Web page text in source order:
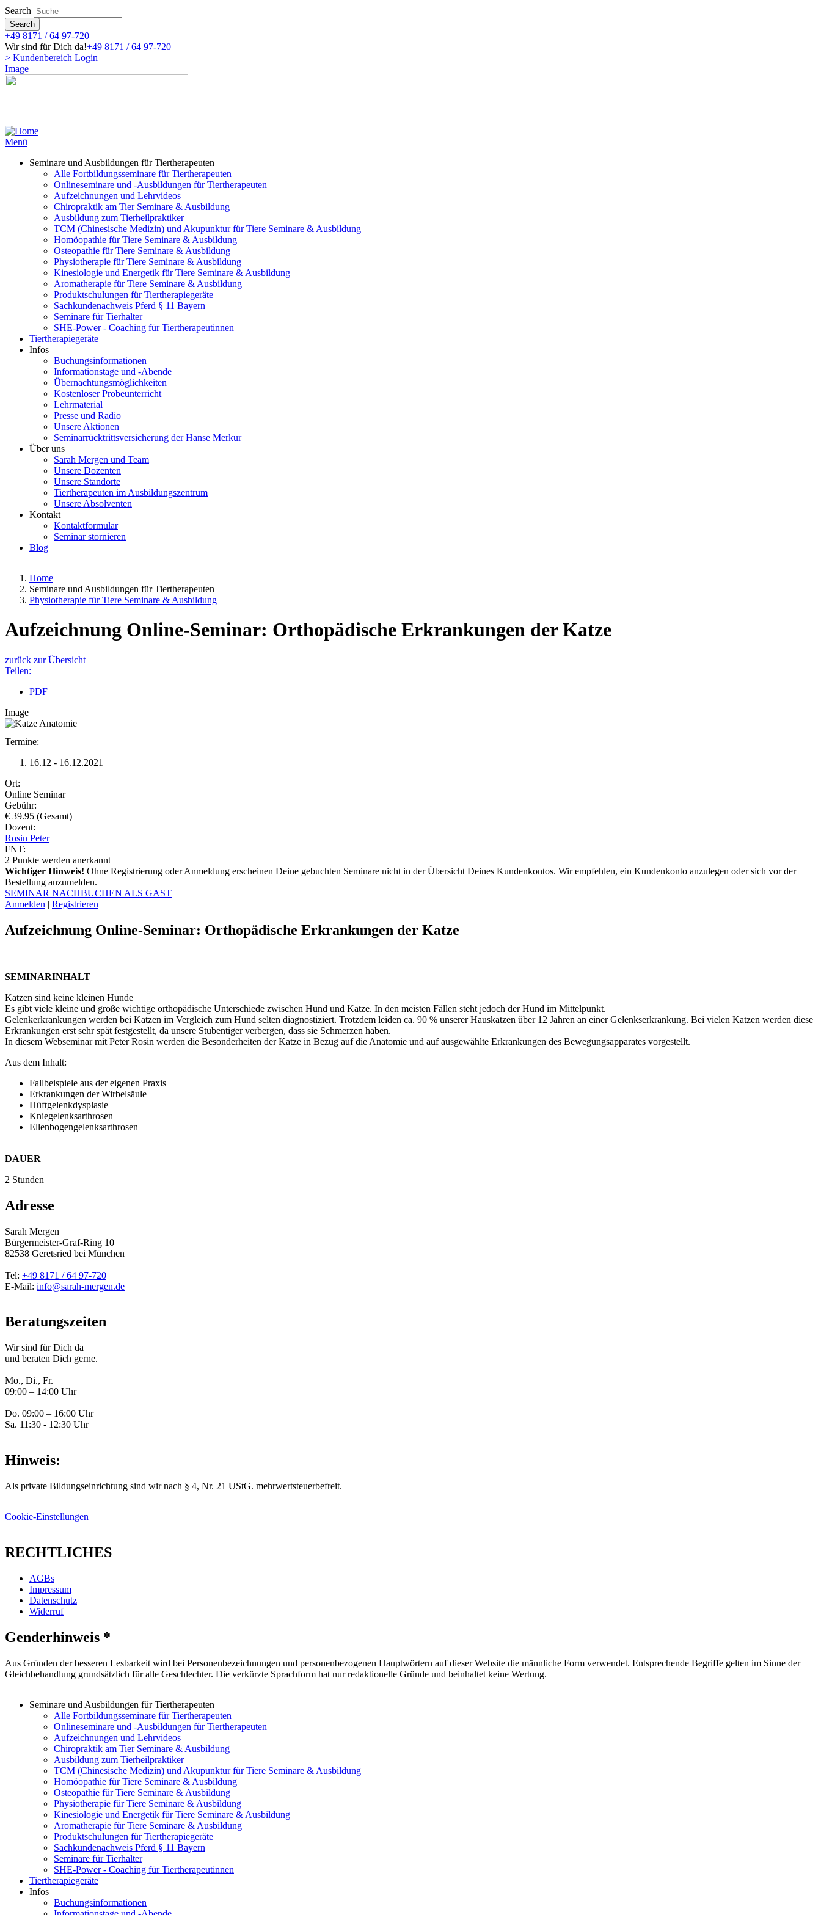
Direkt
zum
Inhalt
Search
Search
+49 8171 / 64 97-720
Wir sind für Dich da!+49 8171 / 64 97-720
> Kundenbereich Login
Image
Menü
Seminare und Ausbildungen für Tiertherapeuten
Alle Fortbildungsseminare für Tiertherapeuten
Onlineseminare und -Ausbildungen für Tiertherapeuten
Aufzeichnungen und Lehrvideos
Chiropraktik am Tier Seminare & Ausbildung
Ausbildung zum Tierheilpraktiker
TCM (Chinesische Medizin) und Akupunktur für Tiere Seminare & Ausbildung
Homöopathie für Tiere Seminare & Ausbildung
Osteopathie für Tiere Seminare & Ausbildung
Physiotherapie für Tiere Seminare & Ausbildung
Kinesiologie und Energetik für Tiere Seminare & Ausbildung
Aromatherapie für Tiere Seminare & Ausbildung
Produktschulungen für Tiertherapiegeräte
Sachkundenachweis Pferd § 11 Bayern
Seminare für Tierhalter
SHE-Power - Coaching für Tiertherapeutinnen
Tiertherapiegeräte
Infos
Buchungsinformationen
Informationstage und -Abende
Übernachtungsmöglichkeiten
Kostenloser Probeunterricht
Lehrmaterial
Presse und Radio
Unsere Aktionen
Seminarrücktrittsversicherung der Hanse Merkur
Über uns
Sarah Mergen und Team
Unsere Dozenten
Unsere Standorte
Tiertherapeuten im Ausbildungszentrum
Unsere Absolventen
Kontakt
Kontaktformular
Seminar stornieren
Blog
Home
Seminare und Ausbildungen für Tiertherapeuten
Physiotherapie für Tiere Seminare & Ausbildung
Aufzeichnung Online-Seminar: Orthopädische Erkrankungen der Katze
zurück zur Übersicht
Teilen:
PDF
Image
Termine:
16.12 - 16.12.2021
Ort:
Online Seminar
Gebühr:
€ 39.95 (Gesamt)
Dozent:
Rosin Peter
FNT:
2 Punkte werden anerkannt
Wichtiger Hinweis! Ohne Registrierung oder Anmeldung erscheinen Deine gebuchten Seminare nicht in der Übersicht Deines Kundenkontos. Wir empfehlen, ein Kundenkonto anzulegen oder sich vor der
Bestellung anzumelden.
SEMINAR NACHBUCHEN ALS GAST
Anmelden | Registrieren
Aufzeichnung Online-Seminar: Orthopädische Erkrankungen der Katze
SEMINARINHALT
Katzen sind keine kleinen Hunde
Es gibt viele kleine und große wichtige orthopädische Unterschiede zwischen Hund und Katze. In den meisten Fällen steht jedoch der Hund im Mittelpunkt.
Gelenkerkrankungen werden bei Katzen im Vergleich zum Hund selten diagnostiziert. Trotzdem leiden ca. 90 % unserer Hauskatzen über 12 Jahren an einer Gelenkserkrankung. Bei vielen Katzen werden diese
Erkrankungen erst sehr spät festgestellt, da unsere Stubentiger verbergen, dass sie Schmerzen haben.
In diesem Webseminar mit Peter Rosin werden die Besonderheiten der Katze in Bezug auf die Anatomie und auf ausgewählte Erkrankungen des Bewegungsapparates vorgestellt.
Aus dem Inhalt:
Fallbeispiele aus der eigenen Praxis
Erkrankungen der Wirbelsäule
Hüftgelenkdysplasie
Kniegelenksarthrosen
Ellenbogengelenksarthrosen
DAUER
2 Stunden
Adresse
Sarah Mergen
Bürgermeister-Graf-Ring 10
82538 Geretsried bei München
Tel: +49 8171 / 64 97-720
E-Mail: info@sarah-mergen.de
Beratungszeiten
Wir sind für Dich da
und beraten Dich gerne.
Mo., Di., Fr.
09:00 – 14:00 Uhr
Do. 09:00 – 16:00 Uhr
Sa. 11:30 - 12:30 Uhr
Hinweis:
Als private Bildungseinrichtung sind wir nach § 4, Nr. 21 UStG. mehrwertsteuerbefreit.
Cookie-Einstellungen
RECHTLICHES
AGBs
Impressum
Datenschutz
Widerruf
Genderhinweis *
Aus Gründen der besseren Lesbarkeit wird bei Personenbezeichnungen und personenbezogenen Hauptwörtern auf dieser Website die männliche Form verwendet. Entsprechende Begriffe gelten im Sinne der
Gleichbehandlung grundsätzlich für alle Geschlechter. Die verkürzte Sprachform hat nur redaktionelle Gründe und beinhaltet keine Wertung.
Seminare und Ausbildungen für Tiertherapeuten
Alle Fortbildungsseminare für Tiertherapeuten
Onlineseminare und -Ausbildungen für Tiertherapeuten
Aufzeichnungen und Lehrvideos
Chiropraktik am Tier Seminare & Ausbildung
Ausbildung zum Tierheilpraktiker
TCM (Chinesische Medizin) und Akupunktur für Tiere Seminare & Ausbildung
Homöopathie für Tiere Seminare & Ausbildung
Osteopathie für Tiere Seminare & Ausbildung
Physiotherapie für Tiere Seminare & Ausbildung
Kinesiologie und Energetik für Tiere Seminare & Ausbildung
Aromatherapie für Tiere Seminare & Ausbildung
Produktschulungen für Tiertherapiegeräte
Sachkundenachweis Pferd § 11 Bayern
Seminare für Tierhalter
SHE-Power - Coaching für Tiertherapeutinnen
Tiertherapiegeräte
Infos
Buchungsinformationen